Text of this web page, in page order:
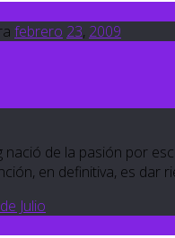
febrero 23, 2009
nació de la pasión por
en definitiva, es dar
Julio